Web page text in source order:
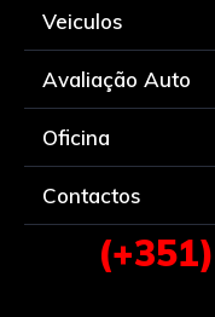
Veiculos
Avaliação Auto
Oficina
Contactos